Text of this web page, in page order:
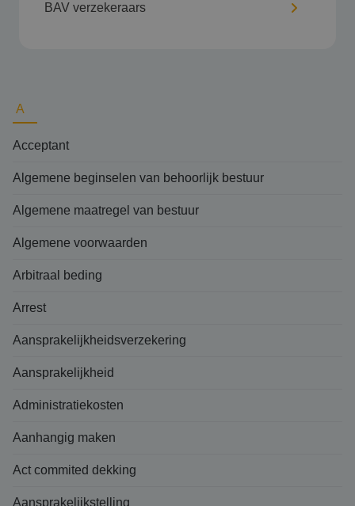
BAV verzekeraars
A
Acceptant
Algemene beginselen van behoorlijk bestuur
Algemene maatregel van bestuur
Algemene voorwaarden
Arbitraal beding
Arrest
Aansprakelijkheidsverzekering
Aansprakelijkheid
Administratiekosten
Aanhangig maken
Act commited dekking
Aansprakelijkstelling